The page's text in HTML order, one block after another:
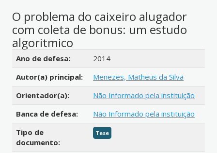
O problema do caixeiro alugador
com coleta de bonus: um estudo
algoritmico
Detalhes bibliográficos
Ano de defesa:
2014
Autor(a) principal:
Menezes, Matheus da Silva
Orientador(a):
Não Informado pela instituição
Banca de defesa:
Não Informado pela instituição
Tipo de
documento:
Tese